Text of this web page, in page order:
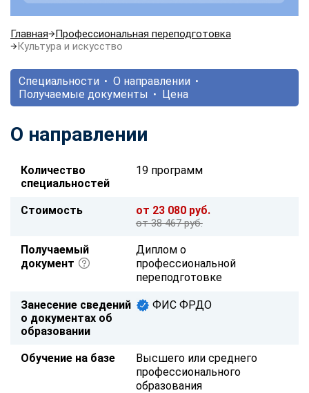
Главная
Профессиональная переподготовка
Культура и искусство
Специальности
О направлении
Получаемые документы
Цена
О направлении
Количество
специальностей
19 программ
Стоимость от 23 080 руб.
от 38 467 руб.
Получаемый
документ
Диплом о
профессиональной
переподготовке
Занесение сведений
о документах об
образовании
ФИС ФРДО
Обучение на базе
Высшего или среднего
профессионального
образования